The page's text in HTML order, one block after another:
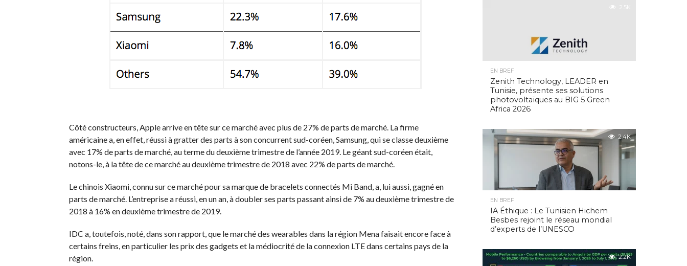
Côté constructeurs, Apple arrive en tête sur ce marché avec plus de 27% de parts de marché. La firme
américaine a, en effet, réussi à gratter des parts à son concurrent sud-coréen, Samsung, qui se classe deuxième
avec 17% de parts de marché, au terme du deuxième trimestre de l’année 2019. Le géant sud-coréen était,
notons-le, à la tête de ce marché au deuxième trimestre de 2018 avec 22% de parts de marché.
Le chinois Xiaomi, connu sur ce marché pour sa marque de bracelets connectés Mi Band, a, lui aussi, gagné en
parts de marché. L’entreprise a réussi, en un an, à doubler ses parts passant ainsi de 7% au deuxième trimestre de
2018 à 16% en deuxième trimestre de 2019.
IDC a, toutefois, noté, dans son rapport, que le marché des wearables dans la région Mena faisait encore face à
certains freins, en particulier les prix des gadgets et la médiocrité de la connexion LTE dans certains pays de la
région.
2.5K
EN BREF
Zenith Technology, LEADER en
Tunisie, présente ses solutions
photovoltaïques au BIG 5 Green
Africa 2026
2.4K
EN BREF
IA Éthique : Le Tunisien Hichem
Besbes rejoint le réseau mondial
d’experts de l’UNESCO
2.2K